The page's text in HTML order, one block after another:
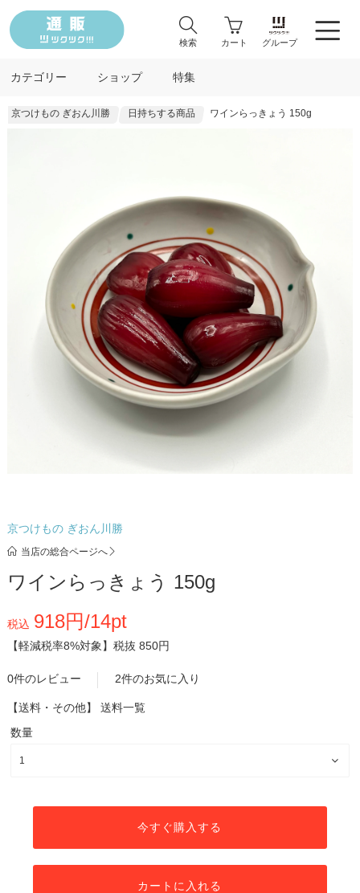
検索 カート グループ
カテゴリー ショップ 特集
京つけもの ぎおん川勝 日持ちする商品 ワインらっきょう 150g
京つけもの ぎおん川勝
当店の総合ページへ
ワインらっきょう 150g
税込 918円/14pt
【軽減税率8%対象】 税抜 850円
0件のレビュー 2件のお気に入り
【送料・その他】 送料一覧
数量
今すぐ購入する
カートに入れる